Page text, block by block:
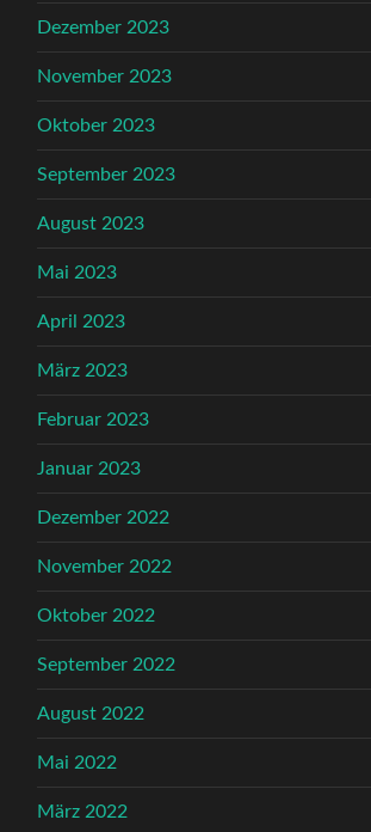
Dezember 2023
November 2023
Oktober 2023
September 2023
August 2023
Mai 2023
April 2023
März 2023
Februar 2023
Januar 2023
Dezember 2022
November 2022
Oktober 2022
September 2022
August 2022
Mai 2022
März 2022